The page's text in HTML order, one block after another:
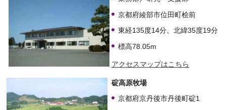
京都府綾部市位田町桧前
東経135度14分、北緯35度19分
標高78.05m
アクセスマップはこちら
碇高原牧場
京都府京丹後市丹後町碇1